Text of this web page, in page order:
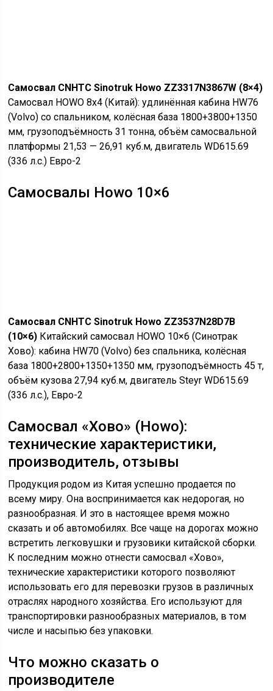
Самосвал CNHTC Sinotruk Howo ZZ3317N3867W (8×4)
Самосвал HOWO 8х4 (Китай): удлинённая кабина HW76
(Volvo) со спальником, колёсная база 1800+3800+1350
мм, грузоподъёмность 31 тонна, объём самосвальной
платформы 21,53 — 26,91 куб.м, двигатель WD615.69
(336 л.с.) Евро-2
Самосвалы Howo 10×6
Самосвал CNHTC Sinotruk Howo ZZ3537N28D7B
(10×6) Китайский самосвал HOWO 10×6 (Синотрак
Хово): кабина HW70 (Volvo) без спальника, колёсная
база 1800+2800+1350+1350 мм, грузоподъёмность 45 т,
объём кузова 27,94 куб.м, двигатель Steyr WD615.69
(336 л.с.), Евро-2
Самосвал «Хово» (Howo):
технические характеристики,
производитель, отзывы
Продукция родом из Китая успешно продается по
всему миру. Она воспринимается как недорогая, но
разнообразная. И это в настоящее время можно
сказать и об автомобилях. Все чаще на дорогах можно
встретить легковушки и грузовики китайской сборки.
К последним можно отнести самосвал «Хово»,
технические характеристики которого позволяют
использовать его для перевозки грузов в различных
отраслях народного хозяйства. Его используют для
транспортировки разнообразных материалов, в том
числе и насыпью без упаковки.
Что можно сказать о
производителе